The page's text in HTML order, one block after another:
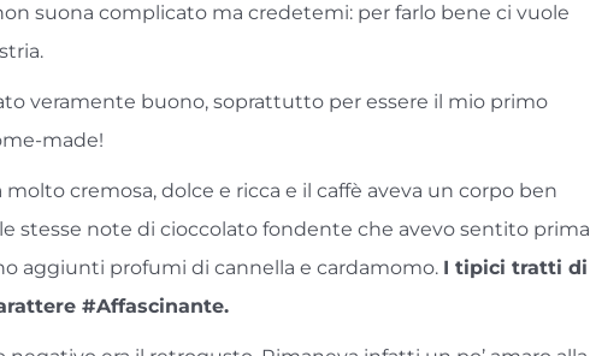
suona complicato ma credetemi: per farlo bene ci vuole
veramente buono, soprattutto per essere il mio primo
made!
molto cremosa, dolce e ricca e il caffè aveva un corpo ben
stesse note di cioccolato fondente che avevo sentito prima
aggiunti profumi di cannella e cardamomo. I tipici tratti di
#Affascinante.